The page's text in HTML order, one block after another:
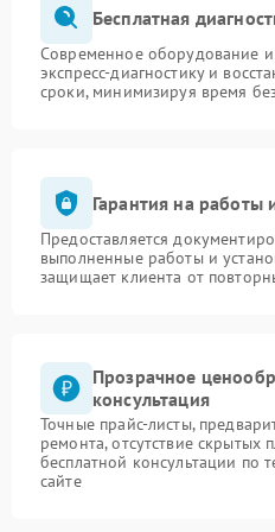
Бесплатная
Современное оборудование
экспресс-диагностику и
сроки, минимизируя время
Гарантия на работы
Предоставляется
выполненные работы и
защищает клиента от
Прозрачное
консультация
Точные прайс-листы,
ремонта, отсутствие скрытых
бесплатной консультации по
сайте